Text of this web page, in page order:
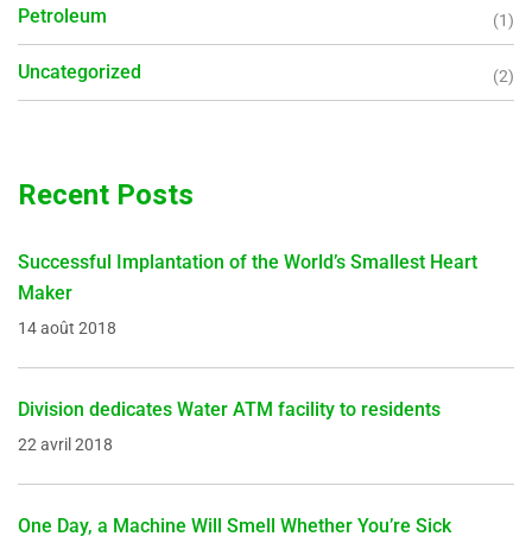
Petroleum (1)
Uncategorized (2)
Recent Posts
Successful Implantation of the World’s Smallest Heart
Maker
14 août 2018
Division dedicates Water ATM facility to residents
22 avril 2018
One Day, a Machine Will Smell Whether You’re Sick